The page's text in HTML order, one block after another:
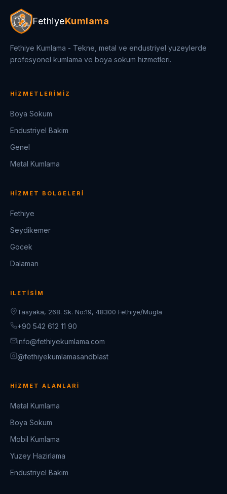
FethiyeKumlama
Fethiye Kumlama - Tekne, metal ve endustriyel yuzeylerde
profesyonel kumlama ve boya sokum hizmetleri.
HIZMETLERIMIZ
Boya Sokum
Endustriyel Bakim
Genel
Metal Kumlama
HIZMET BOLGELERI
Fethiye
Seydikemer
Gocek
Dalaman
ILETISIM
Tasyaka, 268. Sk. No:19, 48300 Fethiye/Mugla
+90 542 612 11 90
info@fethiyekumlama.com
@fethiyekumlamasandblast
HIZMET ALANLARI
Metal Kumlama
Boya Sokum
Mobil Kumlama
Yuzey Hazirlama
Endustriyel Bakim